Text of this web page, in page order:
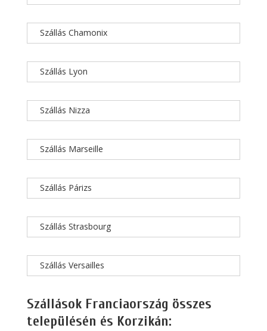
Szállás Chamonix
Szállás Lyon
Szállás Nizza
Szállás Marseille
Szállás Párizs
Szállás Strasbourg
Szállás Versailles
Szállások Franciaország összes
településén és Korzikán: